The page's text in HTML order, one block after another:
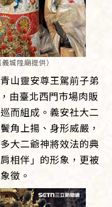
城隍廟提供）
山靈安尊王駕前子弟
由臺北西門市場肉販
而組成。義安社大二
角上揚、身形威嚴，
大二爺神將效法的典
相伴」的形象，更被
徵。